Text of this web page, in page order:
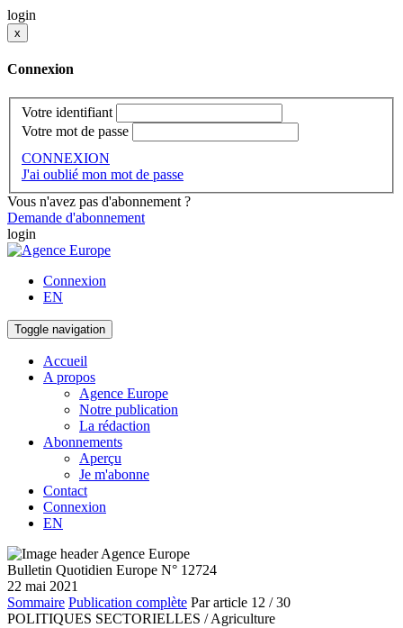
login
x
Connexion
Votre identifiant
Votre mot de passe
CONNEXION
J'ai oublié mon mot de passe
Vous n'avez pas d'abonnement ?
Demande d'abonnement
login
Connexion
EN
Toggle navigation
Accueil
A propos
Agence Europe
Notre publication
La rédaction
Abonnements
Aperçu
Je m'abonne
Contact
Connexion
EN
Bulletin Quotidien Europe N° 12724
22 mai 2021
Sommaire Publication complète Par article 12 / 30
POLITIQUES SECTORIELLES / Agriculture